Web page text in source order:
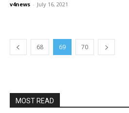
v4news - July 16, 2021
68 69 70
MOST READ